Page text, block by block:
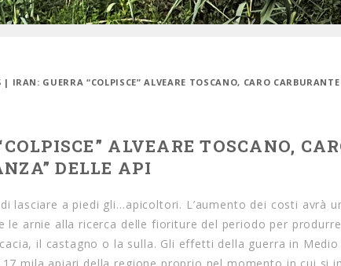
| IRAN: GUERRA “COLPISCE” ALVEARE TOSCANO, CARO
ALVEARE TOSCANO,
DELLE API
lasciare a piedi gli…apicoltori. L’aumento dei costi avrà
le arnie alla ricerca delle fioriture del periodo per
il castagno o la sulla. Gli effetti della guerra in